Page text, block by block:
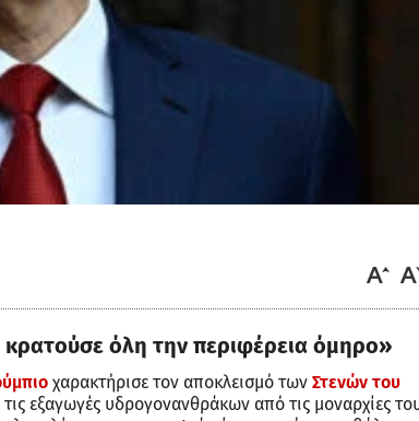
όλη την περιφέρεια όμηρο»
χαρακτήρισε τον αποκλεισμό των Στενών του
εξαγωγές υδρογονανθράκων από τις μοναρχίες